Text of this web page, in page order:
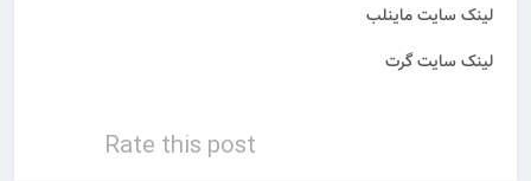
لینک سایت ماینلب
لینک سایت گرت
Rate this post